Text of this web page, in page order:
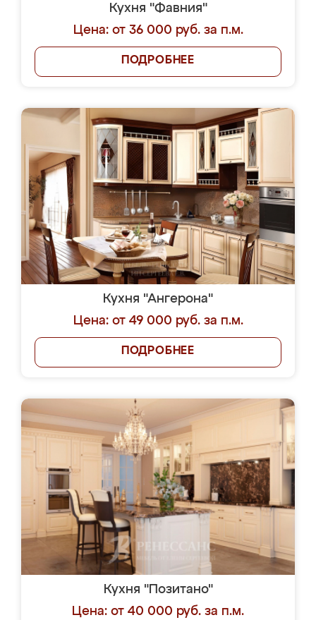
Кухня "Фавния"
Цена: от 36 000 руб. за п.м.
ПОДРОБНЕЕ
Кухня "Ангерона"
Цена: от 49 000 руб. за п.м.
ПОДРОБНЕЕ
Кухня "Позитано"
Цена: от 40 000 руб. за п.м.